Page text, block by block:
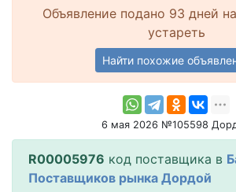
Объявление подано 93 дней
устареть
Найти похожие
6 мая 2026 №105598
R00005976 код поставщика в
Поставщиков рынка Дордой